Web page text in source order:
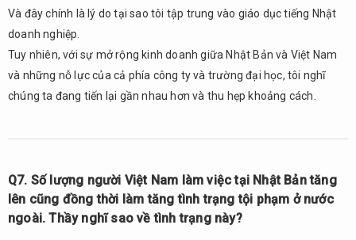
Và đây chính là lý do tại sao tôi tập trung vào giáo dục tiếng Nhật
doanh nghiệp.
Tuy nhiên, với sự mở rộng kinh doanh giữa Nhật Bản và Việt Nam
và những nỗ lực của cả phía công ty và trường đại học, tôi nghĩ
chúng ta đang tiến lại gần nhau hơn và thu hẹp khoảng cách.
Q7. Số lượng người Việt Nam làm việc tại Nhật Bản tăng
lên cũng đồng thời làm tăng tình trạng tội phạm ở nước
ngoài. Thầy nghĩ sao về tình trạng này?